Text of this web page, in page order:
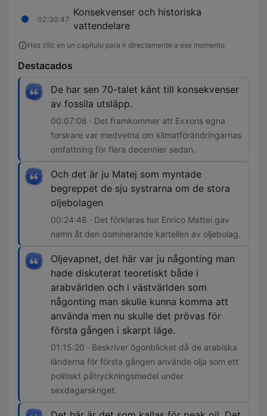
02:30:47
Konsekvenser och historiska
vattendelare
Haz clic en un capítulo para ir directamente a ese momento
Destacados
De har sen 70-talet känt till konsekvenser
av fossila utsläpp.
00:07:08 · Det framkommer att Exxons egna
forskare var medvetna om klimatförändringarnas
omfattning för flera decennier sedan.
Och det är ju Matej som myntade
begreppet de sju systrarna om de stora
oljebolagen
00:24:48 · Det förklaras hur Enrico Mattei gav
namn åt den dominerande kartellen av oljebolag.
Oljevapnet, det här var ju någonting man
hade diskuterat teoretiskt både i
arabvärlden och i västvärlden som
någonting man skulle kunna komma att
använda men nu skulle det prövas för
första gången i skarpt läge.
01:15:20 · Beskriver ögonblicket då de arabiska
länderna för första gången använde olja som ett
politiskt påtryckningsmedel under
sexdagarskriget.